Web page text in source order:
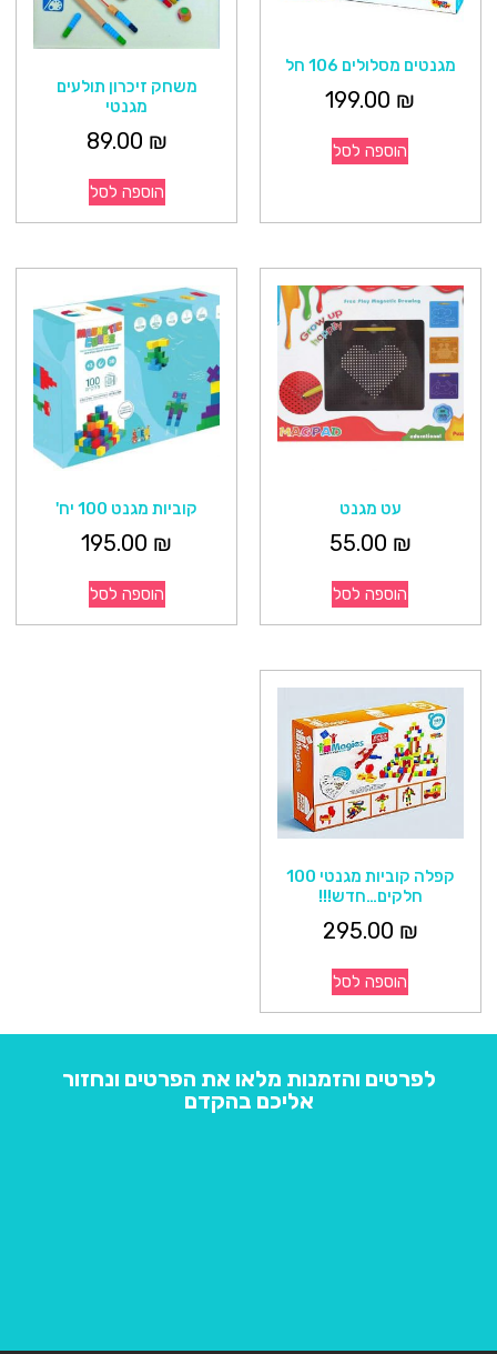
מגנטים מסלולים 106 חל
199.00 ₪
הוספה לסל
משחק זיכרון תולעים
מגנטי
89.00 ₪
הוספה לסל
עט מגנט
55.00 ₪
הוספה לסל
קוביות מגנט 100 יח'
195.00 ₪
הוספה לסל
קפלה קוביות מגנטי 100
חלקים…חדש!!!
295.00 ₪
הוספה לסל
לפרטים והזמנות מלאו את הפרטים ונחזור
אליכם בהקדם